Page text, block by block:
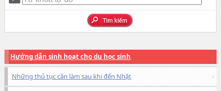
Hướng dẫn sinh hoạt cho du học sinh
Những thủ tục cần làm sau khi đến Nhật